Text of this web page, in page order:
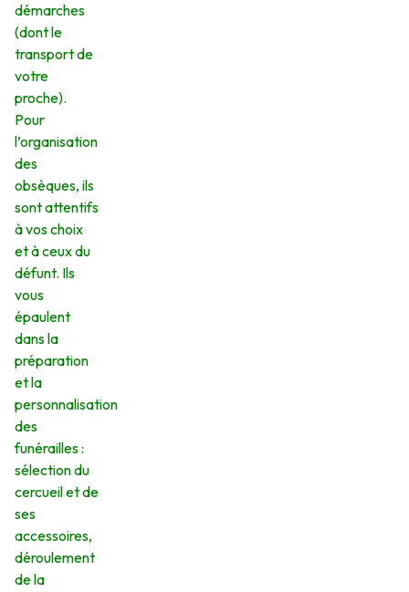
démarches
(dont le
transport de
votre
proche).
Pour
l’organisation
des
obsèques, ils
sont attentifs
à vos choix
et à ceux du
défunt. Ils
vous
épaulent
dans la
préparation
et la
personnalisation
des
funérailles :
sélection du
cercueil et de
ses
accessoires,
déroulement
de la